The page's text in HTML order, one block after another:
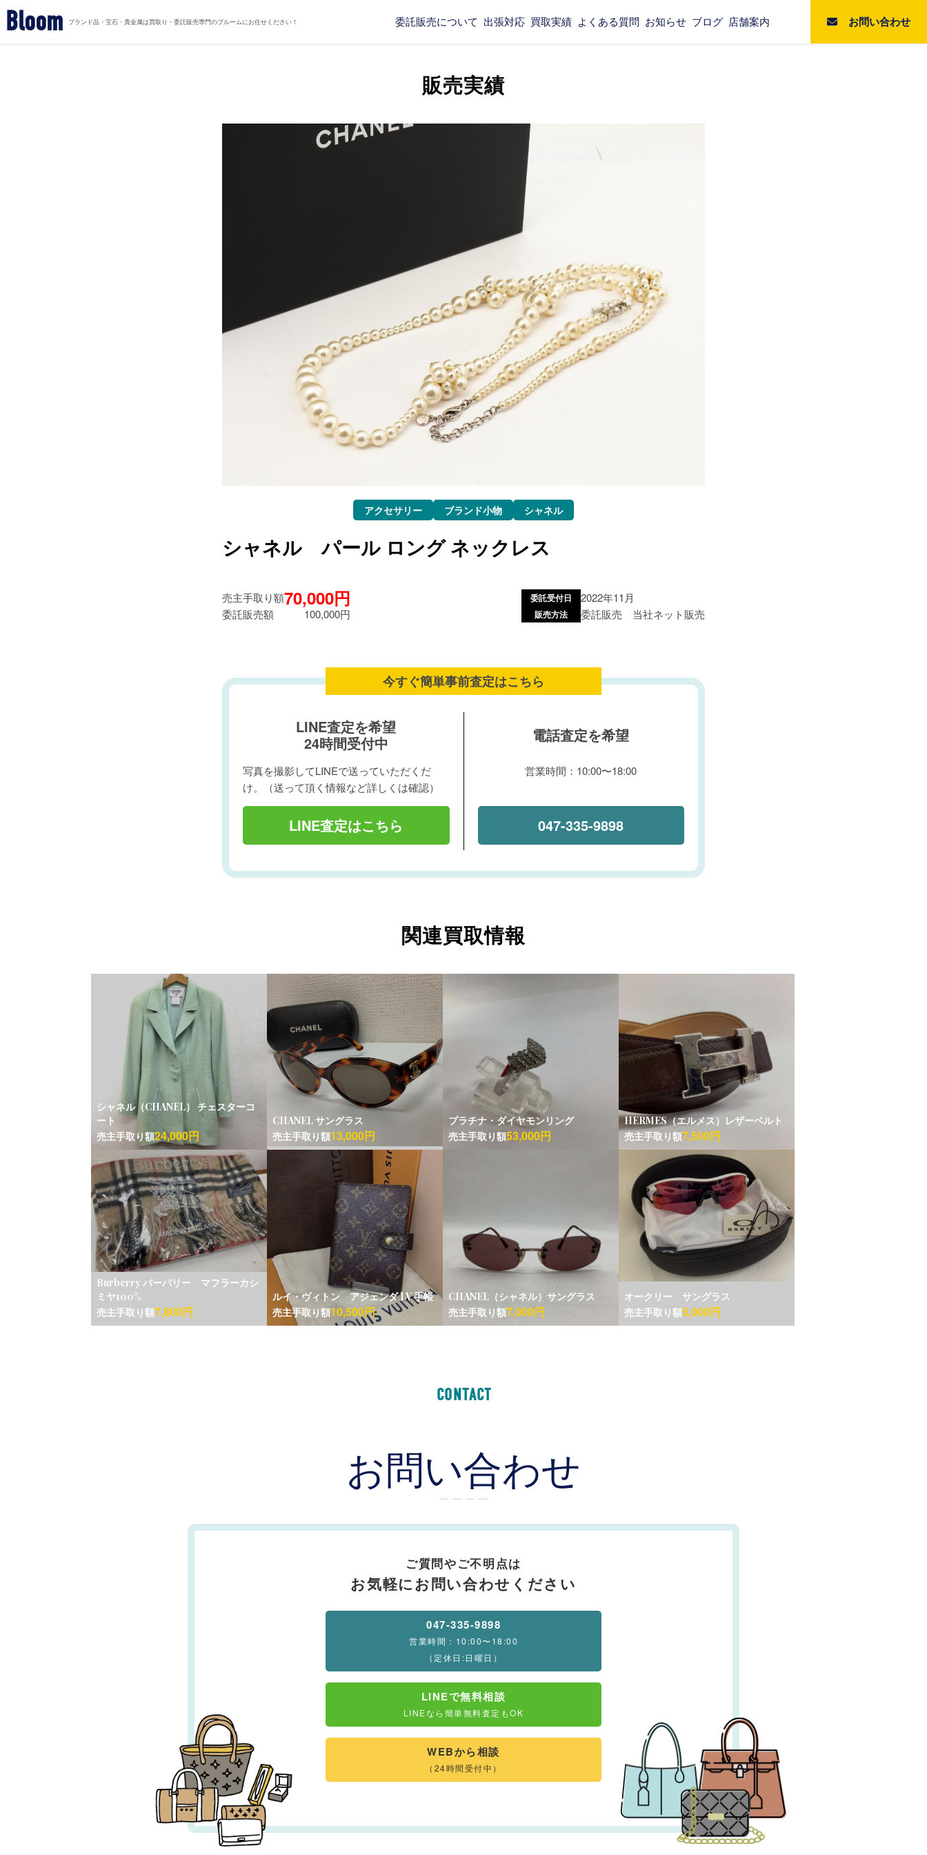
Bloom ブランド品・宝石・貴金属は買取り・委託販売専門のブルームにお任せください！ 委託販売について 出張対応 買取実績 よくある質問 お知らせ ブログ 店舗案内 お問い合わせ
販売実績
アクセサリー ブランド小物 シャネル
シャネル パール ロング ネックレス
売主手取り額70,000円
委託販売額 100,000円
委託受付日 2022年11月
販売方法 委託販売 当社ネット販売
今すぐ簡単事前査定はこちら
LINE査定を希望
24時間受付中
写真を撮影してLINEで送っていただくだ
け。（送って頂く情報など詳しくは確認）
LINE査定はこちら
電話査定を希望
営業時間：10:00〜18:00
047-335-9898
関連買取情報
シャネル（CHANEL） チェスターコ
ート
売主手取り額24,000円
CHANEL サングラス
売主手取り額13,000円
プラチナ・ダイヤモンリング
売主手取り額53,000円
HERMES（エルメス）レザーベルト
売主手取り額7,500円
Burberry バーバリー マフラーカシ
ミヤ100%
売主手取り額7,800円
ルイ・ヴィトン アジェンダ LV 手帳
売主手取り額10,500円
CHANEL（シャネル）サングラス
売主手取り額7,000円
オークリー サングラス
売主手取り額5,000円
CONTACT
お問い合わせ
ー ー ー ー
ご質問やご不明点は
お気軽にお問い合わせください
047-335-9898
営業時間：10:00〜18:00
（定休日:日曜日）
LINEで無料相談
LINEなら簡単無料査定もOK
WEBから相談
（24時間受付中）